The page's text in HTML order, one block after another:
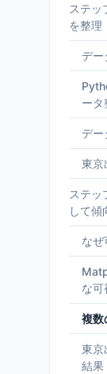
ステッ
を整理
デー
ータ
デー
東京
ステッ
して傾
なぜ
な可
複数
東京
結果